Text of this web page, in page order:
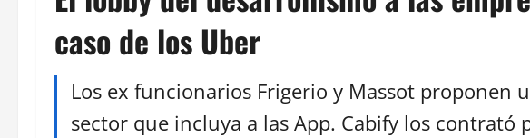
caso de los Uber
Los ex funcionarios Frigerio y Massot proponen
sector que incluya a las App. Cabify los contrató